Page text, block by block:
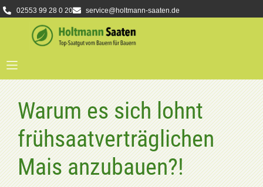
02553 99 28 0 20 service@holtmann-saaten.de
Warum es sich lohnt
frühsaatverträglichen
Mais anzubauen?!